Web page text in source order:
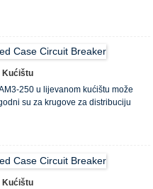
snage sa izmjeničnom
do 750V i nazivnom radnom
kratkih spojeva i ...
Kućištu
250 u lijevanom kućištu može
su za krugove za distribuciju
nazivnom radnom strujom do
motorima za rijetku zaštitu od
DAM3 dizajnirana je za manji
Kućištu